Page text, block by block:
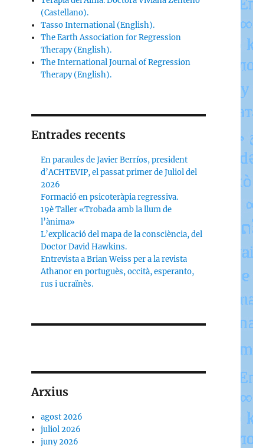
(Castellano).
Tasso International (English).
The Earth Association for Regression
Therapy (English).
The International Journal of Regression
Therapy (English).
Entrades recents
En paraules de Javier Berríos, president
d’ACHTEVIP, el passat primer de Juliol del
2026
Formació en psicoteràpia regressiva.
19è Taller «Trobada amb la llum de
l’ànima»
L’explicació del mapa de la consciència, del
Doctor David Hawkins.
Entrevista a Brian Weiss per a la revista
Athanor en portuguès, occità, esperanto,
rus i ucraïnès.
Arxius
agost 2026
juliol 2026
juny 2026